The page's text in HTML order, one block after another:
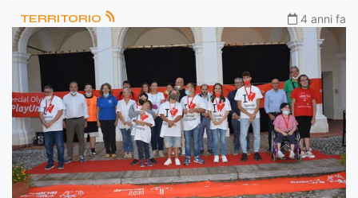
TERRITORIO 4 anni fa